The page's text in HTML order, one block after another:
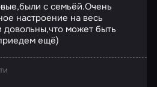
с семьёй.Очень
настроение на весь
довольны,что может быть
ещё)